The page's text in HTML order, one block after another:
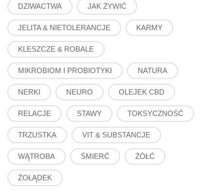
DZIWACTWA JAK ŻYWIĆ
JELITA & NIETOLERANCJE KARMY
KLESZCZE & ROBALE
MIKROBIOM I PROBIOTYKI NATURA
NERKI NEURO OLEJEK CBD
RELACJE STAWY TOKSYCZNOŚĆ
TRZUSTKA VIT & SUBSTANCJE
WĄTROBA ŚMIERĆ ŻÓŁĆ
ŻOŁĄDEK